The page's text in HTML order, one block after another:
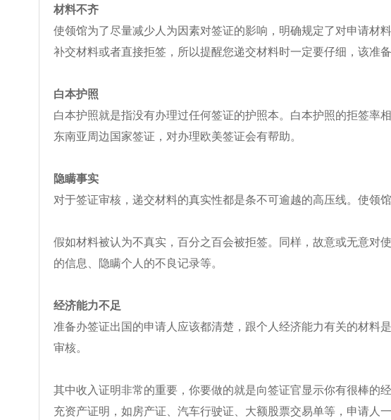
材料不齐
使领馆为了尽量减少人为因素对签证的影响，明确规定了对申请
补交材料或者直接拒签，所以提醒您递交材料时一定要仔细，该准
白本护照
白本护照就是指没有办理过任何签证的护照本。白本护照的拒签
东南亚周边国家签证，对办理欧美签证会有帮助。
隐瞒事实
对于签证审核，递交材料的真实性都是条不可逾越的高压线。使领
假如材料被认为不真实，百分之百会被拒签。同样，故意或无意对
的信息、隐瞒个人的不良记录等。
经济能力不足
准备办签证出国的申请人应该都清楚，跟个人经济能力有关的材
审核。
其中收入证明非常的重要，你要做的就是向签证官显示你有很棒
充资产证明，如房产证、汽车行驶证、大额股票交易单等，申请人